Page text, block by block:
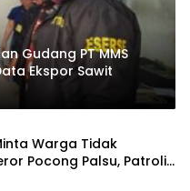
Gudang PT MMS
Ekspor Sawit
Warga Tidak
Pocong Palsu, Patroli